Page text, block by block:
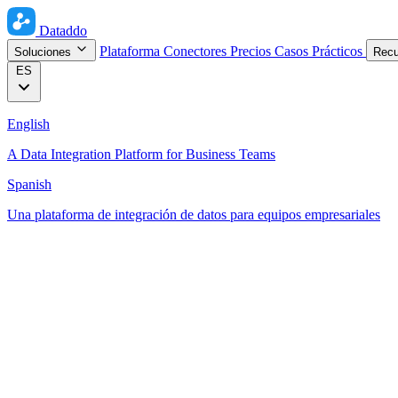
Dataddo
Soluciones Plataforma Conectores Precios Casos Prácticos
ES
English
A Data Integration Platform for Business Teams
Spanish
Una plataforma de integración de datos para equipos empresariales